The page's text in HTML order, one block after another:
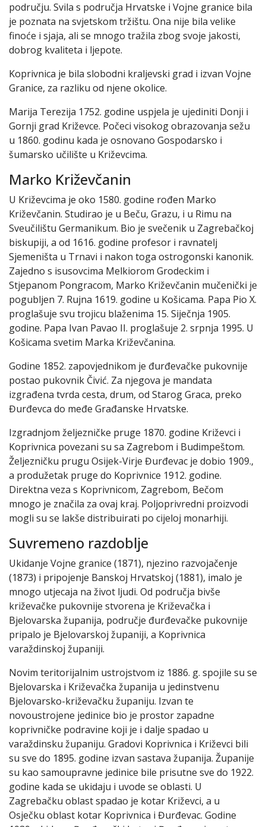
području. Svila s područja Hrvatske i Vojne granice bila
je poznata na svjetskom tržištu. Ona nije bila velike
finoće i sjaja, ali se mnogo tražila zbog svoje jakosti,
dobrog kvaliteta i ljepote.
Koprivnica je bila slobodni kraljevski grad i izvan Vojne
Granice, za razliku od njene okolice.
Marija Terezija 1752. godine uspjela je ujediniti Donji i
Gornji grad Križevce. Počeci visokog obrazovanja sežu
u 1860. godinu kada je osnovano Gospodarsko i
šumarsko učilište u Križevcima.
Marko Križevčanin
U Križevcima je oko 1580. godine rođen Marko
Križevčanin. Studirao je u Beču, Grazu, i u Rimu na
Sveučilištu Germanikum. Bio je svečenik u Zagrebačkoj
biskupiji, a od 1616. godine profesor i ravnatelj
Sjemeništa u Trnavi i nakon toga ostrogonski kanonik.
Zajedno s isusovcima Melkiorom Grodeckim i
Stjepanom Pongracom, Marko Križevčanin mučenički je
pogubljen 7. Rujna 1619. godine u Košicama. Papa Pio X.
proglašuje svu trojicu blaženima 15. Siječnja 1905.
godine. Papa Ivan Pavao II. proglašuje 2. srpnja 1995. U
Košicama svetim Marka Križevčanina.
Godine 1852. zapovjednikom je đurđevačke pukovnije
postao pukovnik Čivić. Za njegova je mandata
izgrađena tvrda cesta, drum, od Starog Graca, preko
Đurđevca do međe Građanske Hrvatske.
Izgradnjom željezničke pruge 1870. godine Križevci i
Koprivnica povezani su sa Zagrebom i Budimpeštom.
Željezničku prugu Osijek-Virje Đurđevac je dobio 1909.,
a produžetak pruge do Koprivnice 1912. godine.
Direktna veza s Koprivnicom, Zagrebom, Bečom
mnogo je značila za ovaj kraj. Poljoprivredni proizvodi
mogli su se lakše distribuirati po cijeloj monarhiji.
Suvremeno razdoblje
Ukidanje Vojne granice (1871), njezino razvojačenje
(1873) i pripojenje Banskoj Hrvatskoj (1881), imalo je
mnogo utjecaja na život ljudi. Od područja bivše
križevačke pukovnije stvorena je Križevačka i
Bjelovarska županija, područje đurđevačke pukovnije
pripalo je Bjelovarskoj županiji, a Koprivnica
varaždinskoj županiji.
Novim teritorijalnim ustrojstvom iz 1886. g. spojile su se
Bjelovarska i Križevačka županija u jedinstvenu
Bjelovarsko-križevačku županiju. Izvan te
novoustrojene jedinice bio je prostor zapadne
koprivničke podravine koji je i dalje spadao u
varaždinsku županiju. Gradovi Koprivnica i Križevci bili
su sve do 1895. godine izvan sastava županija. Županije
su kao samoupravne jedinice bile prisutne sve do 1922.
godine kada se ukidaju i uvode se oblasti. U
Zagrebačku oblast spadao je kotar Križevci, a u
Osječku oblast kotar Koprivnica i Đurđevac. Godine